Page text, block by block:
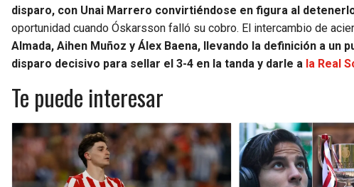
disparo, con Unai Marrero convirtiéndose en figura al
oportunidad cuando Óskarsson falló su cobro. El intercambio de
Almada, Aihen Muñoz y Álex Baena, llevando la definición a un
disparo decisivo para sellar el 3-4 en la tanda y darle a la Real
Te puede interesar